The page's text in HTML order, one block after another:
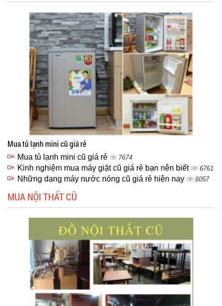
Mua tủ lạnh mini cũ giá rẻ
Mua tủ lạnh mini cũ giá rẻ 7674
Kinh nghiệm mua máy giặt cũ giá rẻ bạn nên biết 6761
Những dạng máy nước nóng cũ giá rẻ hiện nay 6057
MUA NỘI THẤT CŨ